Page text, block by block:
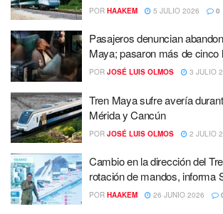
POR HAAKEM 5 JULIO 2026 0
Pasajeros denuncian
Maya; pasaron más de cinco
POR JOSÉ LUIS OLMOS 3 JULIO
Tren Maya sufre avería
Mérida y Cancún
POR JOSÉ LUIS OLMOS 2 JULIO
Cambio en la dirección del
rotación de mandos, informa
POR HAAKEM 26 JUNIO 2026